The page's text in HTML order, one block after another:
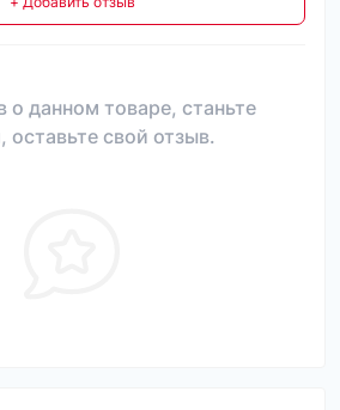
о данном товаре, станьте
оставьте свой отзыв.